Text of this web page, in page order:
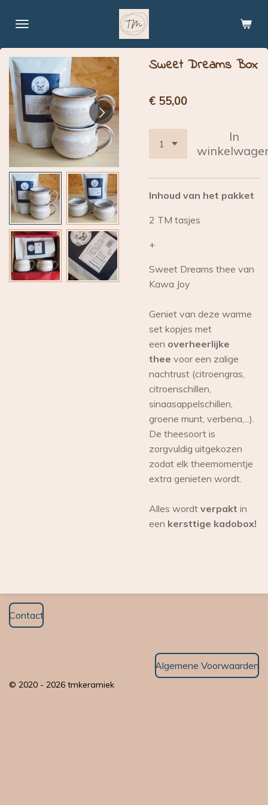
direct
de
hoofdinhoud
Sweet Dreams Box
€ 55,00
In
Inhoud van het pakket
2 TM tasjes
+
Sweet Dreams thee van
Kawa Joy
Geniet van deze warme
set kopjes met
een overheerlijke
thee voor een zalige
nachtrust (citroengras,
citroenschillen,
sinaasappelschillen,
groene munt, verbena,...).
De theesoort is
zorgvuldig uitgekozen
zodat elk theemomentje
extra genieten wordt.
Alles wordt verpakt in
een kersttige kadobox!
Contact
Algemene Voorwaarden
© 2020 - 2026 tmkeramiek